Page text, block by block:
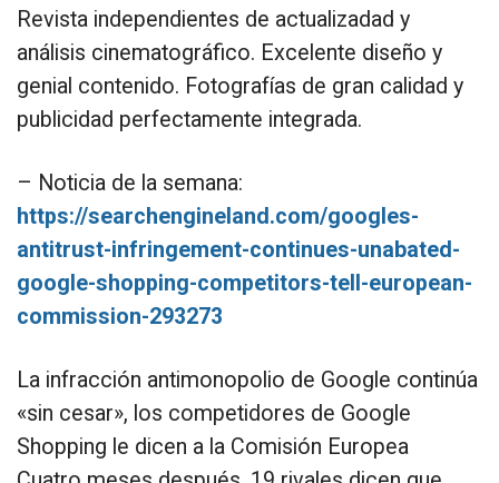
Revista independientes de actualizadad y
análisis cinematográfico. Excelente diseño y
genial contenido. Fotografías de gran calidad y
publicidad perfectamente integrada.
– Noticia de la semana:
https://searchengineland.com/googles-
antitrust-infringement-continues-unabated-
google-shopping-competitors-tell-european-
commission-293273
La infracción antimonopolio de Google continúa
«sin cesar», los competidores de Google
Shopping le dicen a la Comisión Europea